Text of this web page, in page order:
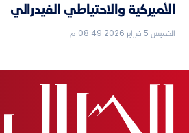
الأميركية والاحتياطي الفيدرالي
الخميس 5 فبراير 2026 08:49 م